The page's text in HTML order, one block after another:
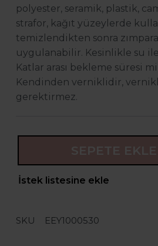
polyester, seramik, plastik,
strafor, kağıt yüzeylerde
temizlendikten sonra
uygulanabilir. Kesinlikle su
Katlar arası bekleme süresi
Kendinden verniklidir,
gerektirmez.
İstek listesine ekle
SKU EEY1000530